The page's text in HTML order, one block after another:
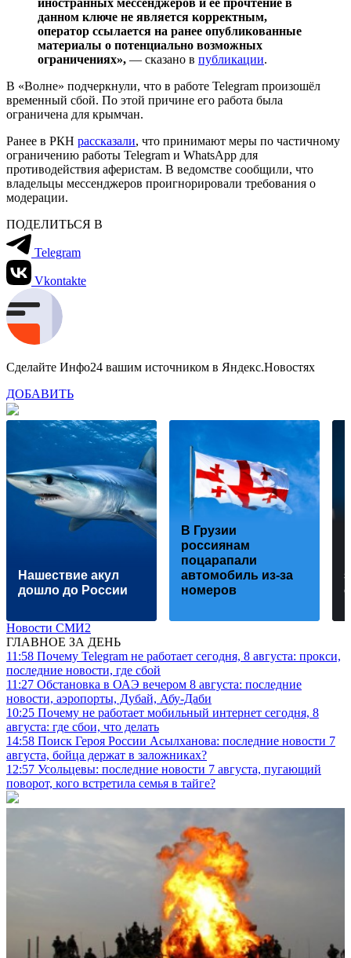
данном ключе не является корректным,
оператор ссылается на ранее опубликованные
материалы о потенциально возможных
ограничениях», — сказано в публикации.
В «Волне» подчеркнули, что в работе Telegram произошёл
временный сбой. По этой причине его работа была
ограничена для крымчан.
Ранее в РКН рассказали, что принимают меры по частичному
ограничению работы Telegram и WhatsApp для
противодействия аферистам. В ведомстве сообщили, что
владельцы мессенджеров проигнорировали требования о
модерации.
ПОДЕЛИТЬСЯ В
Telegram
Vkontakte
Сделайте Инфо24 вашим источником в Яндекс.Новостях
ДОБАВИТЬ
Нашествие акул
дошло до России
В Грузии
россиянам
поцарапали
автомобиль из-за
номеров
Новости СМИ2
ГЛАВНОЕ ЗА ДЕНЬ
11:58 Почему Telegram не работает сегодня, 8 августа: прокси,
последние новости, где сбой
11:27 Обстановка в ОАЭ вечером 8 августа: последние
новости, аэропорты, Дубай, Абу-Даби
10:25 Почему не работает мобильный интернет сегодня, 8
августа: где сбои, что делать
14:58 Поиск Героя России Асылханова: последние новости 7
августа, бойца держат в заложниках?
12:57 Усольцевы: последние новости 7 августа, пугающий
поворот, кого встретила семья в тайге?